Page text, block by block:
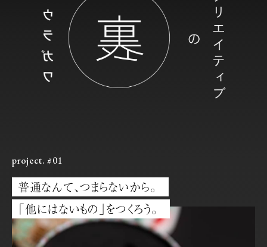
project. #01
普通なんて、つまらないから。
「他にはないもの」をつくろう。